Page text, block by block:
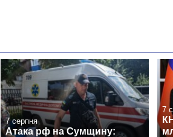
7 серпня
Атака рф на Сумщину:
7